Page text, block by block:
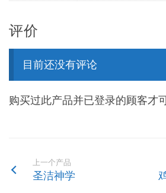
评价
目前还没有评论
购买过此产品并已登录的顾客才
上一个产品
圣洁神学